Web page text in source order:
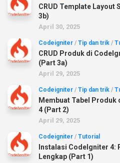
CRUD Template Layout
3b)
April 30, 2025
Codeigniter / Tip dan trik /
CRUD Produk di
(Part 3a)
April 29, 2025
Codeigniter / Tip dan trik /
Membuat Tabel
4 (Part 2)
April 29, 2025
Codeigniter / Tutorial
Instalasi CodeIgniter 4:
Lengkap (Part 1)